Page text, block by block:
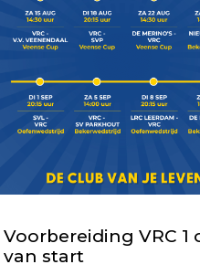
3
Tigers
Meiden
VRC
MO20-
1
MO17-
1
VRC
MO17-
Voorbereiding VRC 1
van start